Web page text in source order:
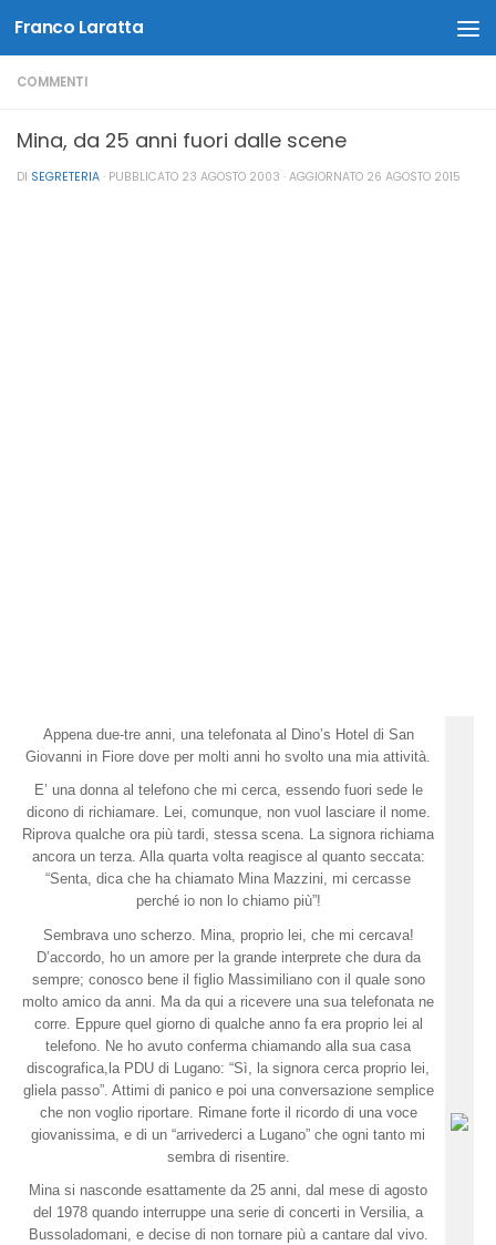
Salta al contenuto
Franco Laratta
COMMENTI
Mina, da 25 anni fuori dalle scene
DI SEGRETERIA · PUBBLICATO 23 AGOSTO 2003 · AGGIORNATO 26 AGOSTO 2015
Appena due-tre anni, una telefonata al Dino’s Hotel di San
Giovanni in Fiore dove per molti anni ho svolto una mia attività.
E’ una donna al telefono che mi cerca, essendo fuori sede le
dicono di richiamare. Lei, comunque, non vuol lasciare il nome.
Riprova qualche ora più tardi, stessa scena. La signora richiama
ancora un terza. Alla quarta volta reagisce al quanto seccata:
“Senta, dica che ha chiamato Mina Mazzini, mi cercasse
perché io non lo chiamo più”!
Sembrava uno scherzo. Mina, proprio lei, che mi cercava!
D’accordo, ho un amore per la grande interprete che dura da
sempre; conosco bene il figlio Massimiliano con il quale sono
molto amico da anni. Ma da qui a ricevere una sua telefonata ne
corre. Eppure quel giorno di qualche anno fa era proprio lei al
telefono. Ne ho avuto conferma chiamando alla sua casa
discografica,la PDU di Lugano: “Sì, la signora cerca proprio lei,
gliela passo”. Attimi di panico e poi una conversazione semplice
che non voglio riportare. Rimane forte il ricordo di una voce
giovanissima, e di un “arrivederci a Lugano” che ogni tanto mi
sembra di risentire.
Mina si nasconde esattamente da 25 anni, dal mese di agosto
del 1978 quando interruppe una serie di concerti in Versilia, a
Bussoladomani, e decise di non tornare più a cantare dal vivo.